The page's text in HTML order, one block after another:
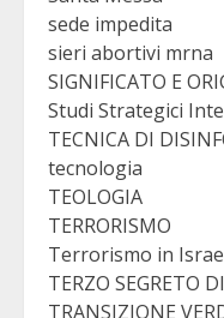
sede impedita
sieri abortivi mrna
SIGNIFICATO E
Studi Strategici
TECNICA DI
tecnologia
TEOLOGIA
TERRORISMO
Terrorismo in
TERZO SEGRETO
TRANSIZIONE